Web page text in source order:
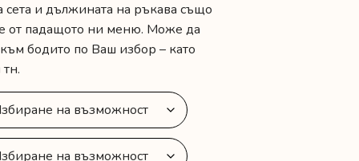
сета и дължината на ръкава също
от падащото ни меню. Може да
бодито по Ваш избор – като